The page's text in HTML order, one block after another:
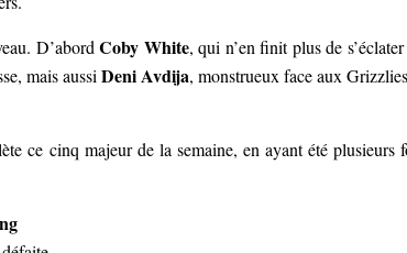
D’abord Coby White, qui n’en finit plus de
mais aussi Deni Avdija, monstrueux face aux
ce cinq majeur de la semaine, en ayant été plusieurs